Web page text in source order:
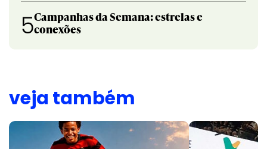
5Campanhas da Semana: estrelas e
conexões
veja também